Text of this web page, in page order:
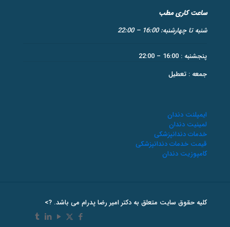
ساعت کاری مطب
شنبه تا چهارشنبه: 16:00 – 22:00
پنجشنبه : 16:00 – 22:00
جمعه : تعطیل
ایمپلنت دندان
لمینیت دندان
خدمات دندانپزشکی
قیمت خدمات دندانپزشکی
کامپوزیت دندان
کلیه حقوق سایت متعلق به دکتر امیر رضا پدرام می باشد. ?>